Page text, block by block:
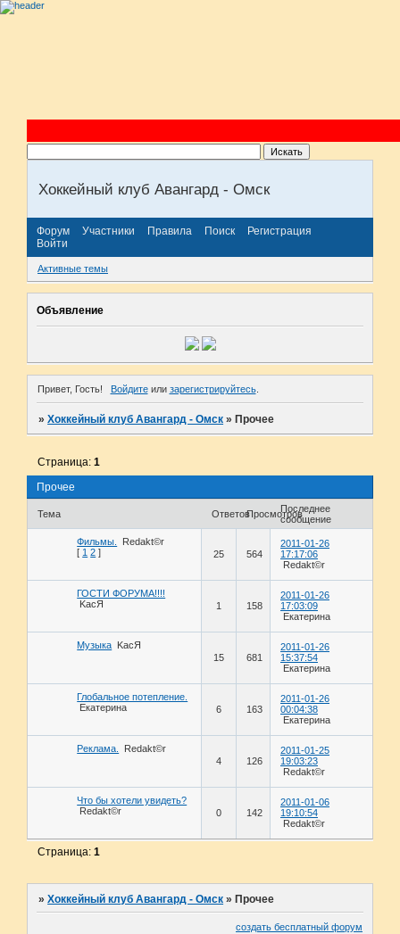
Хоккейный клуб Авангард - Омск
Форум Участники Правила Поиск
Регистрация
Войти
Активные темы
Объявление
Привет, Гость! Войдитеили зарегистрируйтесь.
»Хоккейный клуб Авангард - Омск »Прочее
Прочее
Страница:1
Тема ОтветовПросмотровПоследнее
сообщение
Фильмы.
Redakt©r
[ 1 2 ] 25 564
2011-01-26
17:17:06
Redakt©r
ГОСТИ ФОРУМА!!!!
KасЯ
1 158
2011-01-26
17:03:09
Екатерина
Музыка
KасЯ
15
681
2011-01-26
15:37:54
Екатерина
Глобальное потепление.
Екатерина
6 163
2011-01-26
00:04:38
Екатерина
Реклама.
Redakt©r
4
126
2011-01-25
19:03:23
Redakt©r
Что бы хотели увидеть?
Redakt©r
0 142
2011-01-06
19:10:54
Redakt©r
Страница:1
»Хоккейный клуб Авангард - Омск »Прочее
создать бесплатный форум